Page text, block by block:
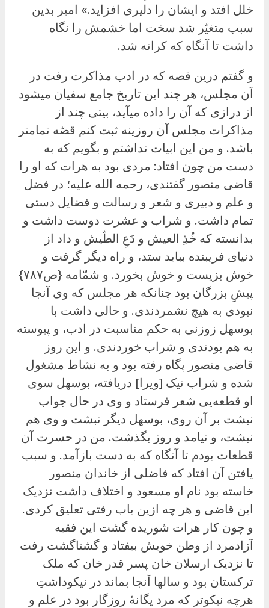
خلل افتد و ایشان را دلیری افزاید.» امیر بدین
سبب متغیّر شد سخت اما خشمش را نگاه
داشت تا آنگاه که کرانه شد.
و گفتم درین قصه که در ادب مذاکرت رفت در
آن مجلس، هر چند این تاریخ جامع سفیان میشود
از درازی که آن را داده میآید، بیتی چند از
مذاکرات مجلس آن روزینه ثبت کنم قصّه تمامتر
باشد. و من این ابیات نداشتم و بگویم که به
دست من چون افتاد: مردی بود به هرات که او را
قاضی منصور گفتندی، رحمه الله علیه؛ در فضل
و علم و دبیری و شعر و رسالت و فضایل دستی
تمام داشت. و شراب و عشرت دوست داشت و
بدانسته که خُذِ العیش و دَعِ الطّیش و داد از
دنیای فریبنده بباید ستد، و راه دیگر گرفت و
خوش بزیست و خوش بخورد. و شمّامه {ص۷۸۷}
پیشِ بزرگان بود چنانکه هر مجلس که وی آنجا
نبودی به هیچ نشمردندی. و حالی داشت با
بوسهل زوزنی به حکم مناسبت در ادب، و پیوسته
به هم بودندی و شراب خوردندی. و این روز
قاضی منصور پگاه رفته بود و به نشاط مشغول
شده و شراب نیک [ویرا] دریافته، بوسهل سوی
او قطعه‌یی شعر فرستاد و وی در حال جواب
نبشت بر آن روی، بوسهل دیگر نبشت و وی هم
نبشت، و نیامد و روز بگذشت. من در حسرت آن
قطعات بودم تا آنگاه که به دست بازآمد. و سبب
یافتن آن افتاد که فاضلی از خاندان منصور
خاسته بود نام او مسعود و اختلاف داشت نزدیک
این قاضی و هر چه ازین باب رفتی تعلیق کردی.
و چون کار هرات شوریده گشت این فقیه
آزادمرد از وطن خویش بیفتاد و گشتاگشت رفت
تا نزدیک ارسلان خان پسر قدر خان که ملک
ترکستان بود و سالها آنجا بماند در نیکوداشتِ
هرچه نیکوتر که مرد یگانهٔ روزگار بود در علم و